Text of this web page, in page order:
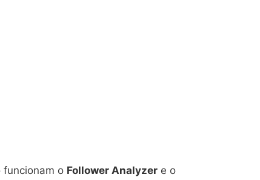
funcionam o Follower Analyzer e o